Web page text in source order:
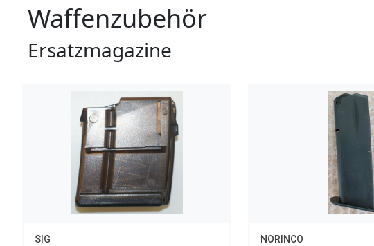
Waffenzubehör
Ersatzmagazine
SIG NORINCO